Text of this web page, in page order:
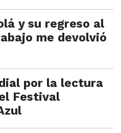
y su regreso al
me devolvió
por la lectura
Festival